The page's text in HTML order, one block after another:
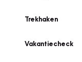
Trekhaken
Vakantiecheck